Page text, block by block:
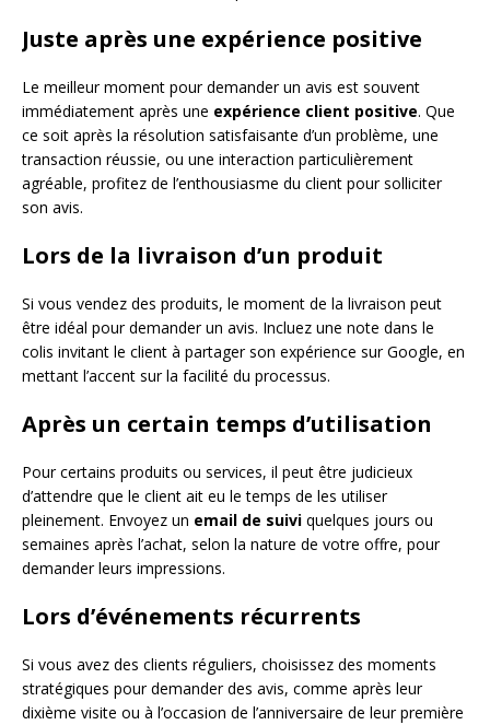
Juste après une expérience positive
Le meilleur moment pour demander un avis est souvent
immédiatement après une expérience client positive. Que
ce soit après la résolution satisfaisante d’un problème, une
transaction réussie, ou une interaction particulièrement
agréable, profitez de l’enthousiasme du client pour solliciter
son avis.
Lors de la livraison d’un produit
Si vous vendez des produits, le moment de la livraison peut
être idéal pour demander un avis. Incluez une note dans le
colis invitant le client à partager son expérience sur Google, en
mettant l’accent sur la facilité du processus.
Après un certain temps d’utilisation
Pour certains produits ou services, il peut être judicieux
d’attendre que le client ait eu le temps de les utiliser
pleinement. Envoyez un email de suivi quelques jours ou
semaines après l’achat, selon la nature de votre offre, pour
demander leurs impressions.
Lors d’événements récurrents
Si vous avez des clients réguliers, choisissez des moments
stratégiques pour demander des avis, comme après leur
dixième visite ou à l’occasion de l’anniversaire de leur première